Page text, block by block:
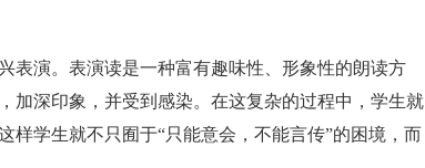
表演。表演读是一种富有趣味性、形象性的朗读方
加深印象，并受到感染。在这复杂的过程中，学生就
样学生就不只囿于“只能意会，不能言传”的困境，而